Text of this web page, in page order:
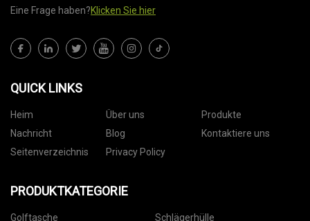
Eine Frage haben?Klicken Sie hier
QUICK LINKS
Heim Über uns
Produkte
Nachricht
Blog
Kontaktiere uns
Seitenverzeichnis
Privacy Policy
PRODUKTKATEGORIE
Golftasche Schlägerhülle